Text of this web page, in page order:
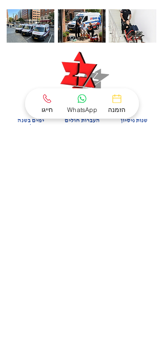
ימים בשנה
זמנים למענכם
העברות חולים
שנות ניסיון
0 חייגו WhatsApp הזמנה